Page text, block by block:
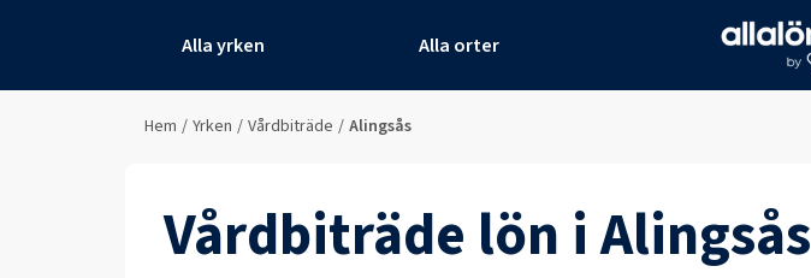
Alla yrken Alla orter
Hem / Yrken / Vårdbiträde / Alingsås
Vårdbiträde lön iAlingsås